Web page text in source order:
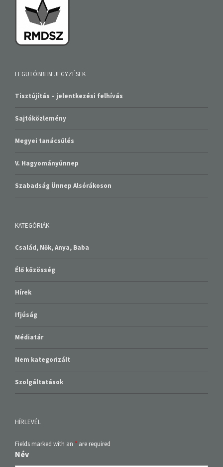
LEGUTÓBBI BEJEGYZÉSEK
Tisztújítás – jelentkezési felhívás
Sajtóközlemény
Megyei tanácsülés
V. Hagyományünnep
Szabadság Ünnep Alsórákoson
KATEGÓRIÁK
Család, Nők, Anya, Baba
Élő közösség
Hírek
Ifjúság
Médiatár
Nem kategorizált
Szolgáltatások
HÍRLEVÉL
Fields marked with an * are required
Név